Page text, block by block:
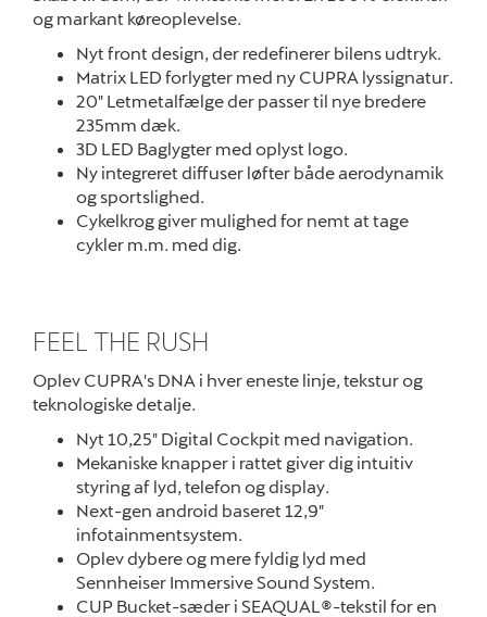
og markant køreoplevelse
Nyt front design, der redefinerer bilens udtryk.
Matrix LED forlygter med ny CUPRA lyssignatur.
20" Letmetalfælge der passer til nye bredere
235mm dæk.
3D LED Baglygter med oplyst logo.
Ny integreret diffuser løfter både aerodynamik
og sportslighed.
Cykelkrog giver mulighed for nemt at tage
cykler m.m. med dig.
FEEL THE RUSH
Oplev CUPRA's DNA i hver eneste linje, tekstur og
teknologiske detalje
Nyt 10,25" Digital Cockpit med navigation.
Mekaniske knapper i rattet giver dig intuitiv
styring af lyd, telefon og display
Next-gen android baseret 12,9"
infotainmentsystem.
Oplev dybere og mere fyldig lyd med
Sennheiser Immersive Sound System.
CUP Bucket-sæder i SEAQUAL®-tekstil for en